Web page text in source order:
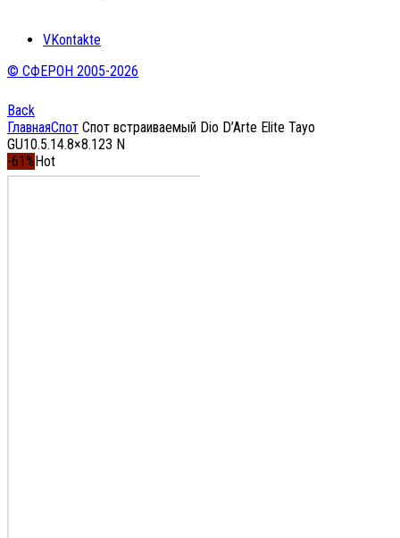
VKontakte
© СФЕРОН 2005-2026
Back
ГлавнаяСпот Спот встраиваемый Dio D’Arte Elite Tayo
GU10.5.14.8×8.123 N
-61% Hot